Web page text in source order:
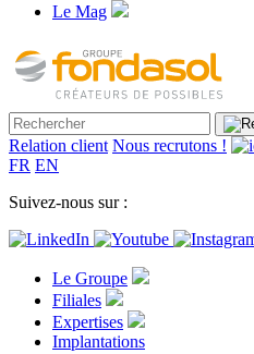
Le Mag
Relation client Nous recrutons !
FR EN
Suivez-nous sur :
Le Groupe
Filiales
Expertises
Implantations